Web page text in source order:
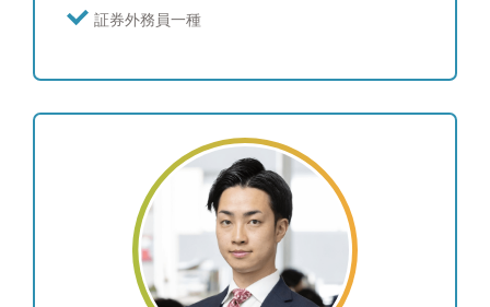
ャンプ好きな方、是非キャンプ話を交えてお話しし
証券外務員一種